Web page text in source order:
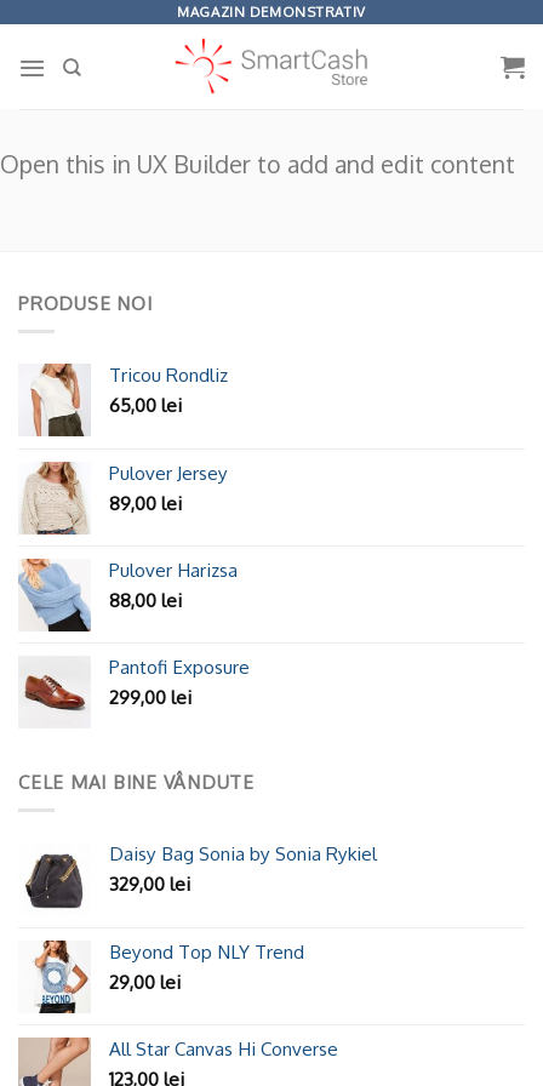
MAGAZIN DEMONSTRATIV
Open this in UX Builder to add and edit content
PRODUSE NOI
Tricou Rondliz
65,00 lei
Pulover Jersey
89,00 lei
Pulover Harizsa
88,00 lei
Pantofi Exposure
299,00 lei
CELE MAI BINE VÂNDUTE
Daisy Bag Sonia by Sonia Rykiel
329,00 lei
Beyond Top NLY Trend
29,00 lei
All Star Canvas Hi Converse
123,00 lei